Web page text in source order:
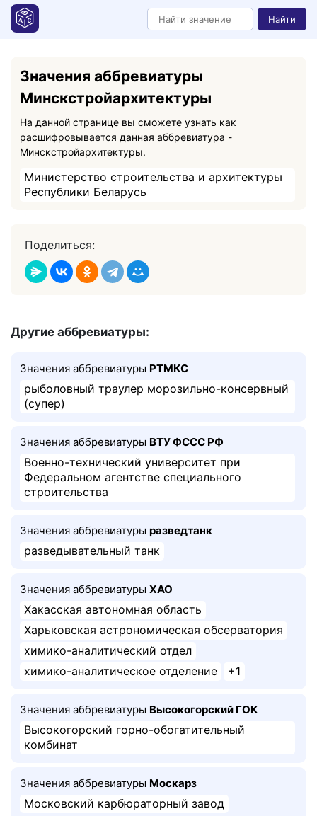
Найти
Значения аббревиатуры
Минскстройархитектуры
На данной странице вы сможете узнать как
расшифровывается данная аббревиатура -
Минскстройархитектуры.
Министерство строительства и архитектуры
Республики Беларусь
Поделиться:
Другие аббревиатуры:
Значения аббревиатуры РТМКС
рыболовный траулер морозильно-консервный
(супер)
Значения аббревиатуры ВТУ ФССС РФ
Военно-технический университет при
Федеральном агентстве специального
строительства
Значения аббревиатуры разведтанк
разведывательный танк
Значения аббревиатуры ХАО
Хакасская автономная область
Харьковская астрономическая обсерватория
химико-аналитический отдел
химико-аналитическое отделение
+1
Значения аббревиатуры Высокогорский ГОК
Высокогорский горно-обогатительный
комбинат
Значения аббревиатуры Москарз
Московский карбюраторный завод